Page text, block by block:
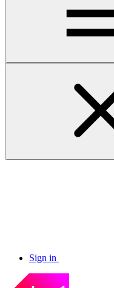
Sign in